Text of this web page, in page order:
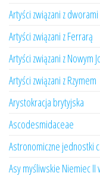
Artyści związani z
Artyści związani z Ferrarą
Artyści związani z Nowym
Artyści związani z Rzymem
Arystokracja brytyjska
Ascodesmidaceae
Astronomiczne jednostki
Asy myśliwskie Niemiec